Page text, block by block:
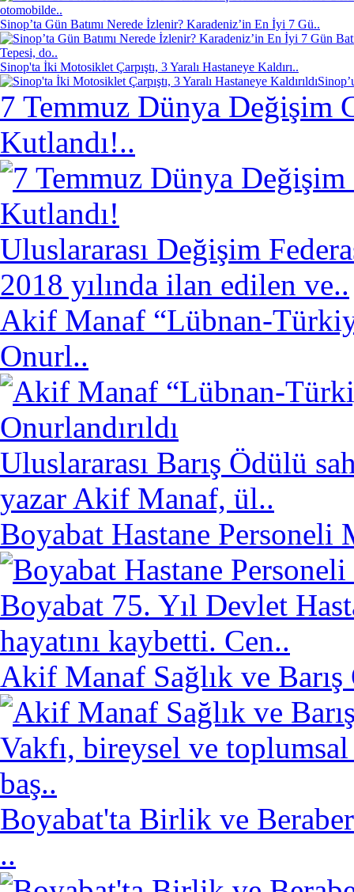
otomobilde..
Sinop’ta Gün Batımı Nerede İzlenir? Karadeniz’in En İyi 7 Gü..
Tepesi, do..
Sinop'ta İki Motosiklet Çarpıştı, 3 Yaralı Hastaneye Kaldırı..
7 Temmuz Dünya Değişim
Kutlandı!..
Uluslararası Değişim
2018 yılında ilan edilen ve..
Akif Manaf “Lübnan-
Onurl..
Uluslararası Barış Ödülü
yazar Akif Manaf, ül..
Boyabat Hastane Personeli
Boyabat 75. Yıl Devlet
hayatını kaybetti. Cen..
Akif Manaf Sağlık ve Barış
Vakfı, bireysel ve
baş..
Boyabat'ta Birlik ve
..